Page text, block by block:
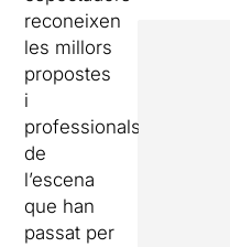
reconeixen
les millors
propostes
i
professionals
de
l’escena
que han
passat per